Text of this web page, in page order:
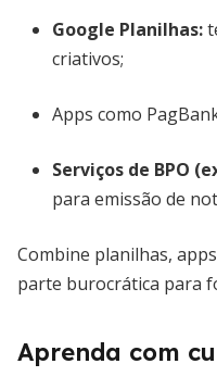
Google Planilhas:
criativos;
Apps como
Serviços de BPO
para emissão de
Combine planilhas,
parte burocrática para
Aprenda com